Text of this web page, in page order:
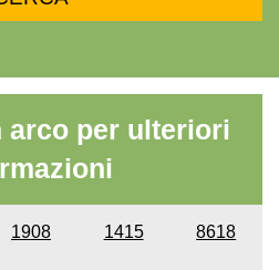
arco per ulteriori
1908 1415 8618